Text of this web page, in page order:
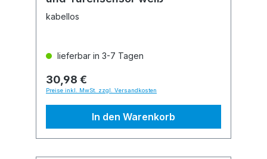
kabellos
lieferbar in 3-7 Tagen
30,98 €
Preise inkl. MwSt. zzgl. Versandkosten
In den Warenkorb